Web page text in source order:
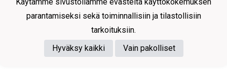
parantamiseksi sekä toiminnallisiin ja tilastollisiin
tarkoituksiin.
Hyväksy kaikki
Vain pakolliset